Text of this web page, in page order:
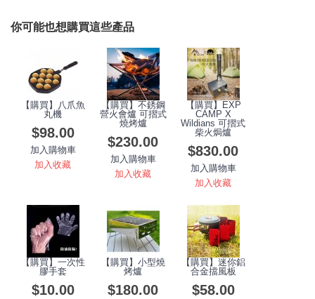
你可能也想購買這些產品
【購買】八爪魚
丸機
$98.00
加入購物車
加入收藏
【購買】不銹鋼
營火會爐 可摺式
燒烤爐
$230.00
加入購物車
加入收藏
【購買】EXP
CAMP X
Wildians 可摺式
柴火焗爐
$830.00
加入購物車
加入收藏
【購買】一次性
膠手套
$10.00
【購買】小型燒
烤爐
$180.00
【購買】迷你鋁
合金擋風板
$58.00